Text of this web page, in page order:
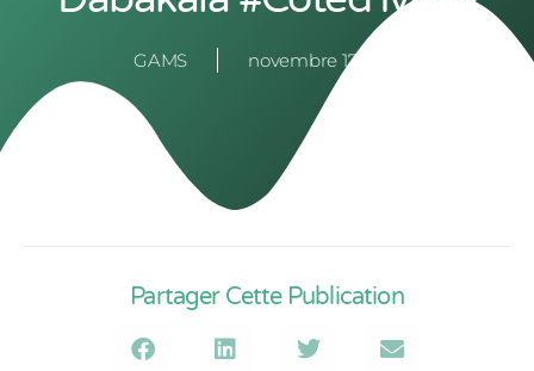
GAMS novembre 17, 2015
Partager Cette Publication